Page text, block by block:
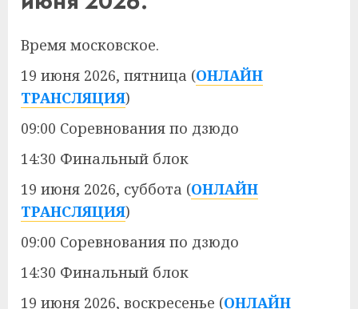
Время московское.
19 июня 2026, пятница (ОНЛАЙН
ТРАНСЛЯЦИЯ)
09:00 Соревнования по дзюдо
14:30 Финальный блок
19 июня 2026, суббота (ОНЛАЙН
ТРАНСЛЯЦИЯ)
09:00 Соревнования по дзюдо
14:30 Финальный блок
19 июня 2026, воскресенье (ОНЛАЙН